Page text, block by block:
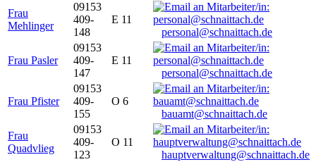
Frau
Mehlinger
09153
409-
148
E 11
personal@schnaittach.de
Frau Pasler
09153
409-
147
E 11
personal@schnaittach.de
Frau Pfister
09153
409-
155
O 6
bauamt@schnaittach.de
Frau
Quadvlieg
09153
409-
123
O 11
hauptverwaltung@schnaittach.de